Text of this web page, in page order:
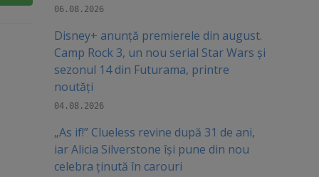
06.08.2026
Disney+ anunță premierele din august.
Camp Rock 3, un nou serial Star Wars și
sezonul 14 din Futurama, printre
noutăți
04.08.2026
„As if!” Clueless revine după 31 de ani,
iar Alicia Silverstone își pune din nou
celebra ținută în carouri